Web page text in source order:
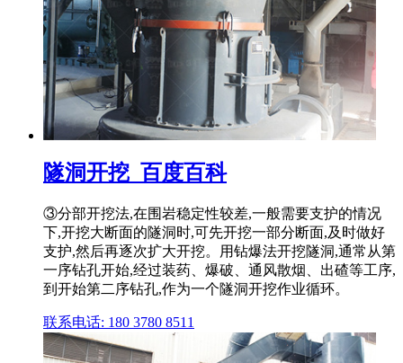
隧洞开挖_百度百科
③分部开挖法,在围岩稳定性较差,一般需要支护的情况
下,开挖大断面的隧洞时,可先开挖一部分断面,及时做好
支护,然后再逐次扩大开挖。用钻爆法开挖隧洞,通常从第
一序钻孔开始,经过装药、爆破、通风散烟、出碴等工序,
到开始第二序钻孔,作为一个隧洞开挖作业循环。
联系电话: 180 3780 8511